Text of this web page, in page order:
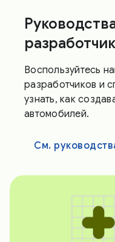
Воспользуйтесь
разработчиков и
узнать, как
автомобилей.
См.